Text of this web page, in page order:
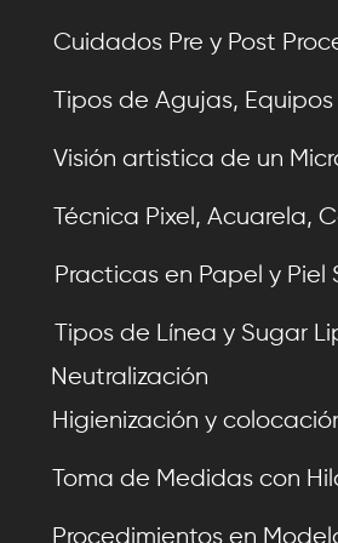
Cuidados Pre y Post
Tipos de Agujas,
Visión artistica de un
Técnica Pixel, Acuarela,
Practicas en Papel y Piel
Tipos de Línea y Sugar
Higienización y
Cuidados Pre y Post
Tipos de Agujas,
Visión artistica de un
Técnica Pixel, Acuarela,
Practicas en Papel y Piel
Tipos de Línea y Sugar
Higienización y
Toma de Medidas con
Procedimientos en
Neutralización